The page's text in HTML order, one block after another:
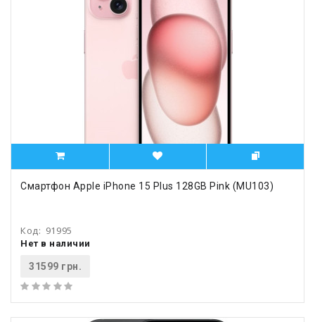
Смартфон Apple iPhone 15 Plus 128GB Pink (MU103)
Код: 91995
Нет в наличии
31599 грн.